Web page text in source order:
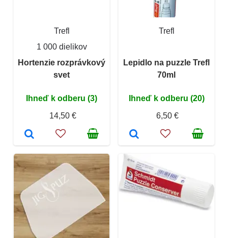
Trefl
1 000 dielikov
Hortenzie rozprávkový
svet
Ihneď k odberu (3)
14,50 €
Trefl
Lepidlo na puzzle Trefl
70ml
Ihneď k odberu (20)
6,50 €